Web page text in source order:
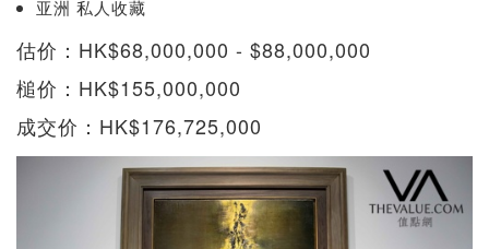
亚洲 私人收藏
估价：HK$68,000,000 - $88,000,000
槌价：HK$155,000,000
成交价：HK$176,725,000